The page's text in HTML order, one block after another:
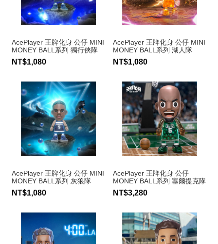
AcePlayer 王牌化身 公仔 MINI
MONEY BALL系列 獨行俠隊
Kyrie Irving #11
NT$1,080
AcePlayer 王牌化身 公仔 MINI
MONEY BALL系列 湖人隊
Kobe Bryant #24
NT$1,080
AcePlayer 王牌化身 公仔 MINI
MONEY BALL系列 灰狼隊
Anthony Edwards #5
NT$1,080
AcePlayer 王牌化身 公仔
MONEY BALL系列 塞爾提克隊
Kevin Garnett #5
NT$3,280